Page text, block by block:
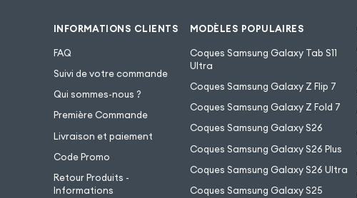
INFORMATIONS CLIENTS
FAQ
Suivi de votre commande
Qui sommes-nous ?
Première Commande
Livraison et paiement
Code Promo
Retour Produits -
Informations
MODÈLES POPULAIRES
Coques Samsung Galaxy Tab S11
Ultra
Coques Samsung Galaxy Z Flip 7
Coques Samsung Galaxy Z Fold 7
Coques Samsung Galaxy S26
Coques Samsung Galaxy S26 Plus
Coques Samsung Galaxy S26 Ultra
Coques Samsung Galaxy S25